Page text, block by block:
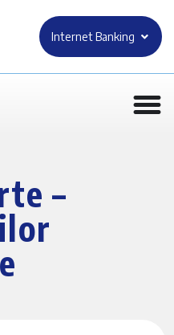
Internet Banking
–